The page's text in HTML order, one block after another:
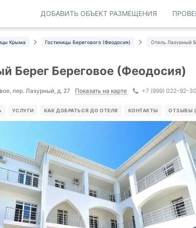
ДОБАВИТЬ ОБЪЕКТ РАЗМЕЩЕНИЯ
Крыма Гостиницы Берегового (Феодосия) Отель Лазурный
Берег Береговое (Феодосия)
пер. Лазурный, д. 27 Показать на карте +7 (999) 022-92-30
УСЛУГИ КАК ДОБРАТЬСЯ ДО ОТЕЛЯ КОНТАКТЫ ОТЗЫВЫ